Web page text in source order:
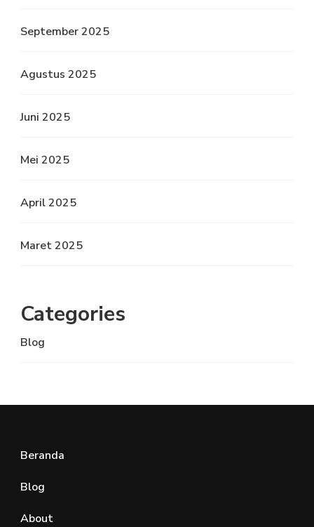
September 2025
Agustus 2025
Juni 2025
Mei 2025
April 2025
Maret 2025
Categories
Blog
Beranda
Blog
About